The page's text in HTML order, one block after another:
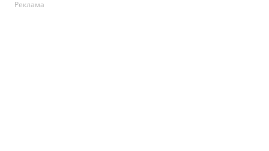
Реклама